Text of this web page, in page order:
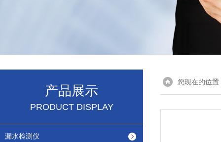
产品展示
PRODUCT DISPLAY
漏水检测仪
您现在的位置